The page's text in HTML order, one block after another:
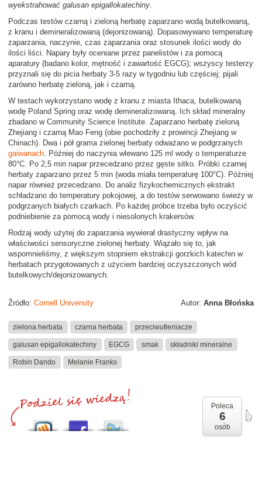
wyekstrahować galusan epigallokatechiny.
Podczas testów czarną i zieloną herbatę zaparzano wodą butelkowaną,
z kranu i demineralizowaną (dejonizowaną). Dopasowywano temperaturę
zaparzania, naczynie, czas zaparzania oraz stosunek ilości wody do
ilości liści. Napary były oceniane przez panelistów i za pomocą
aparatury (badano kolor, mętność i zawartość EGCG); wszyscy testerzy
przyznali się do picia herbaty 3-5 razy w tygodniu lub częściej; pijali
zarówno herbatę zieloną, jak i czarną.
W testach wykorzystano wodę z kranu z miasta Ithaca, butelkowaną
wodę Poland Spring oraz wodę demineralizowaną. Ich skład mineralny
zbadano w Community Science Institute. Zaparzano herbatę zieloną
Zhejiang i czarną Mao Feng (obie pochodziły z prowincji Zhejiang w
Chinach). Dwa i pół grama zielonej herbaty odważano w podgrzanych
gaiwanach. Później do naczynia wlewano 125 ml wody o temperaturze
80°C. Po 2,5 min napar przecedzano przez gęste sitko. Próbki czarnej
herbaty zaparzano przez 5 min (woda miała temperaturę 100°C). Później
napar również przecedzano. Do analiz fizykochemicznych ekstrakt
schładzano do temperatury pokojowej, a do testów serwowano świeży w
podgrzanych białych czarkach. Po każdej próbce trzeba było oczyścić
podniebienie za pomocą wody i niesolonych krakersów.
Rodzaj wody użytej do zaparzania wywierał drastyczny wpływ na
właściwości sensoryczne zielonej herbaty. Wiązało się to, jak
wspomnieliśmy, z większym stopniem ekstrakcji gorzkich katechin w
herbatach przygotowanych z użyciem bardziej oczyszczonych wód
butelkowych/dejonizowanych.
Autor: Anna Błońska
Źródło: Cornell University
zielona herbata czarna herbata przeciwutleniacze
galusan epigallokatechiny EGCG smak składniki mineralne
Robin Dando Melanie Franks
Poleca
6
osób